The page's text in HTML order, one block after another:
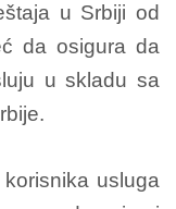
u Srbiji od
da osigura da
u skladu sa
usluga